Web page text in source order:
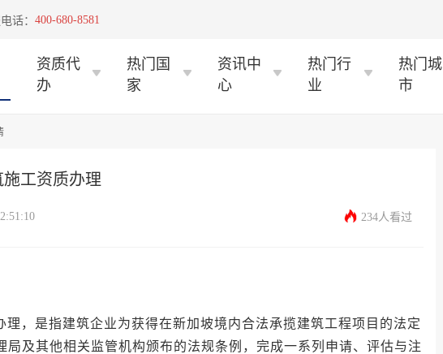
话： 400-680-8581
资质代
办
热门国
家
资讯中
心
热门行
业
热门城
市
工资质办理
234人看过
是指建筑企业为获得在新加坡境内合法承揽建筑工程项目的法定
局及其他相关监管机构颁布的法规条例，完成一系列申请、评估与注